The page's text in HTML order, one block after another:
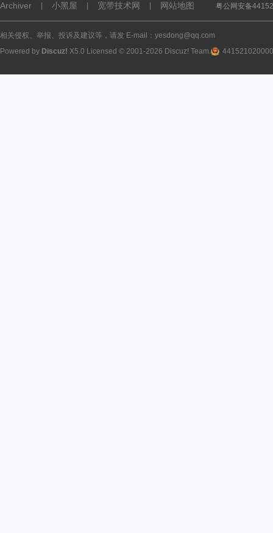
Archiver 小黑屋 宽带技术网 网站地图 粤公网安备
相关侵权、举报、投诉及建议等，请发 E-mail：yesdong@qq.com
Powered by Discuz! X5.0 Licensed © 2001-2026 Discuz! Team.